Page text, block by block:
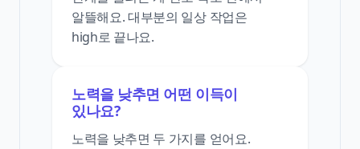
알뜰해요. 대부분의 일상 작업은
high로 끝나요.
노력을 낮추면 어떤 이득이
있나요?
노력을 낮추면 두 가지를 얻어요.